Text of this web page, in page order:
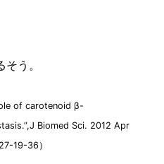
う。
of carotenoid β-
Biomed Sci. 2012 Apr
19-36）